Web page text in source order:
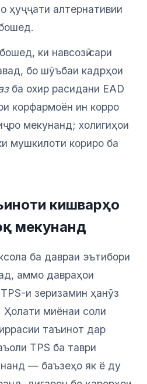
ҳуҷҷати алтернативии
ки навсозӣ сари
бо шӯъбаи кадрҳои
ба охир расидани EAD
корфармоён ин корро
мекунанд; холигиҳои
мушкилоти кориро ба
кишварҳо
мекунанд
ба давраи эътибори
аммо давраҳои
и зеризамин ҳанӯз
миёнаи соли
таъинот дар
TPS ба таври
— баъзеҳо як ё ду